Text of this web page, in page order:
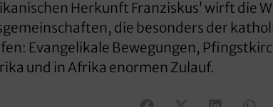
Herkunft Franziskus’ wirft die
die besonders der
Evangelikale Bewegungen,
und in Afrika enormen Zulauf.